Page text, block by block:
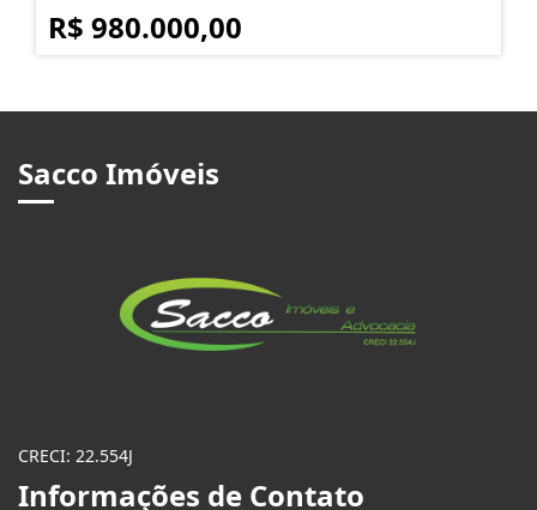
R$ 980.000,00
Sacco Imóveis
CRECI: 22.554J
Informações de Contato